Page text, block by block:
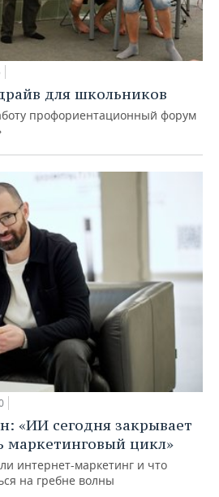
для школьников
профориентационный форум
«ИИ сегодня закрывает
маркетинговый цикл»
интернет-маркетинг и что
на гребне волны